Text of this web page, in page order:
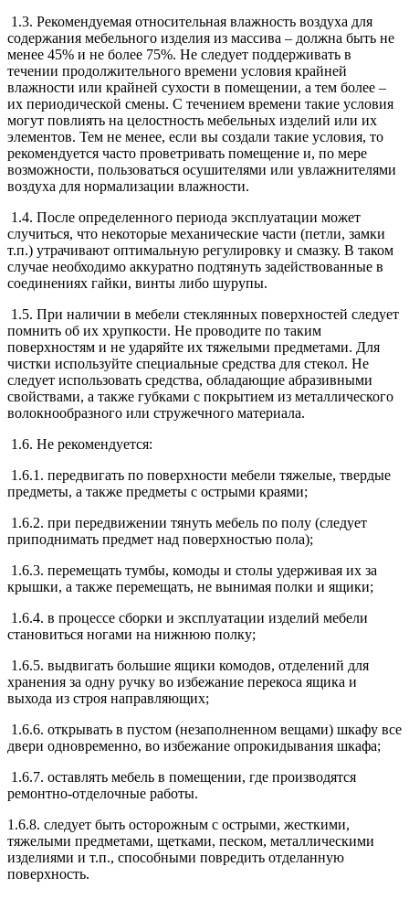
1.3. Рекомендуемая относительная влажность воздуха для
содержания мебельного изделия из массива – должна быть не
менее 45% и не более 75%. Не следует поддерживать в
течении продолжительного времени условия крайней
влажности или крайней сухости в помещении, а тем более –
их периодической смены. С течением времени такие условия
могут повлиять на целостность мебельных изделий или их
элементов. Тем не менее, если вы создали такие условия, то
рекомендуется часто проветривать помещение и, по мере
возможности, пользоваться осушителями или увлажнителями
воздуха для нормализации влажности.
1.4. После определенного периода эксплуатации может
случиться, что некоторые механические части (петли, замки
т.п.) утрачивают оптимальную регулировку и смазку. В таком
случае необходимо аккуратно подтянуть задействованные в
соединениях гайки, винты либо шурупы.
1.5. При наличии в мебели стеклянных поверхностей следует
помнить об их хрупкости. Не проводите по таким
поверхностям и не ударяйте их тяжелыми предметами. Для
чистки используйте специальные средства для стекол. Не
следует использовать средства, обладающие абразивными
свойствами, а также губками с покрытием из металлического
волокнообразного или стружечного материала.
1.6. Не рекомендуется:
1.6.1. передвигать по поверхности мебели тяжелые, твердые
предметы, а также предметы с острыми краями;
1.6.2. при передвижении тянуть мебель по полу (следует
приподнимать предмет над поверхностью пола);
1.6.3. перемещать тумбы, комоды и столы удерживая их за
крышки, а также перемещать, не вынимая полки и ящики;
1.6.4. в процессе сборки и эксплуатации изделий мебели
становиться ногами на нижнюю полку;
1.6.5. выдвигать большие ящики комодов, отделений для
хранения за одну ручку во избежание перекоса ящика и
выхода из строя направляющих;
1.6.6. открывать в пустом (незаполненном вещами) шкафу все
двери одновременно, во избежание опрокидывания шкафа;
1.6.7. оставлять мебель в помещении, где производятся
ремонтно-отделочные работы.
1.6.8. следует быть осторожным с острыми, жесткими,
тяжелыми предметами, щетками, песком, металлическими
изделиями и т.п., способными повредить отделанную
поверхность.